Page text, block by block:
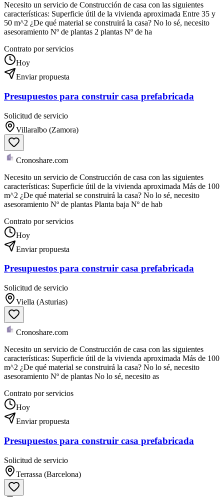
Necesito un servicio de Construcción de casa con las siguientes
características: Superficie útil de la vivienda aproximada Entre 35 y
50 m^2 ¿De qué material se construirá la casa? No lo sé, necesito
asesoramiento Nº de plantas 2 plantas Nº de ha
Contrato por servicios
Hoy
Enviar propuesta
Presupuestos para construir casa prefabricada
Solicitud de servicio
Villaralbo (Zamora)
Cronoshare.com
Necesito un servicio de Construcción de casa con las siguientes
características: Superficie útil de la vivienda aproximada Más de 100
m^2 ¿De qué material se construirá la casa? No lo sé, necesito
asesoramiento Nº de plantas Planta baja Nº de hab
Contrato por servicios
Hoy
Enviar propuesta
Presupuestos para construir casa prefabricada
Solicitud de servicio
Viella (Asturias)
Cronoshare.com
Necesito un servicio de Construcción de casa con las siguientes
características: Superficie útil de la vivienda aproximada Más de 100
m^2 ¿De qué material se construirá la casa? No lo sé, necesito
asesoramiento Nº de plantas No lo sé, necesito as
Contrato por servicios
Hoy
Enviar propuesta
Presupuestos para construir casa prefabricada
Solicitud de servicio
Terrassa (Barcelona)